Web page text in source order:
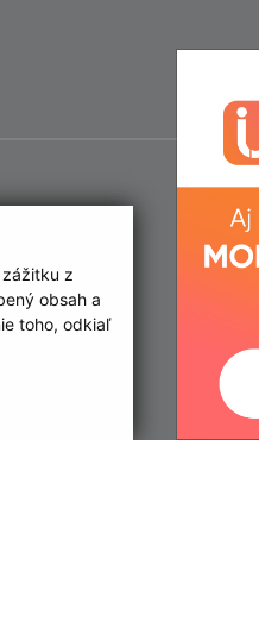
z
obsah a
toho, odkiaľ